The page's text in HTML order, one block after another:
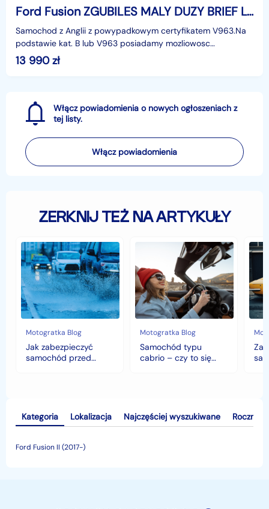
Ford Fusion ZGUBILES MALY DUZY BRIEF LUBich BRAK WYROBIMY NOWE
Samochod z Anglii z powypadkowym certyfikatem V963.Na
podstawie kat. B lub V963 posiadamy mozliowosc
zarejestrowania samochodu w Niemczech (niemieckie Briefy)
13 990zł
Włącz powiadomienia o nowych ogłoszeniach z
tej listy.
Włącz powiadomienia
ZERKNIJ TEŻ NA ARTYKUŁY
Jak
zabezpieczyć
samochód
przed
jesiennymi
chłodami
i
deszczem?
Motogratka Blog
Jak zabezpieczyć
samochód przed
Samochód
cabrio
–
czy
to
się
opłaca
w
polskim
klimacie?
Motogratka Blog
Samochód typu
cabrio – czy to się
czyli
Kategoria
Ford Fusion II (2017-)
Lokalizacja Najczęściej wyszukiwane Rocznik